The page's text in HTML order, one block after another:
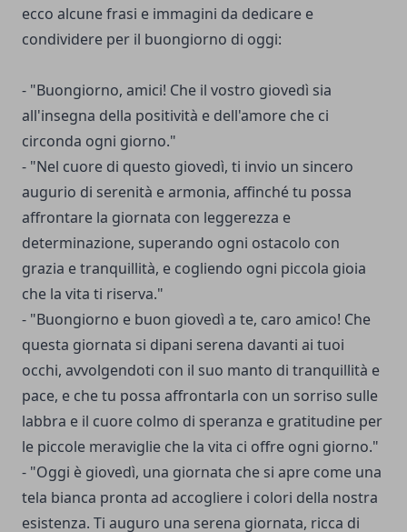
ecco alcune frasi e immagini da dedicare e
condividere per il buongiorno di oggi:
- "Buongiorno, amici! Che il vostro giovedì sia
all'insegna della positività e dell'amore che ci
circonda ogni giorno."
- "Nel cuore di questo giovedì, ti invio un sincero
augurio di serenità e armonia, affinché tu possa
affrontare la giornata con leggerezza e
determinazione, superando ogni ostacolo con
grazia e tranquillità, e cogliendo ogni piccola gioia
che la vita ti riserva."
- "Buongiorno e buon giovedì a te, caro amico! Che
questa giornata si dipani serena davanti ai tuoi
occhi, avvolgendoti con il suo manto di tranquillità e
pace, e che tu possa affrontarla con un sorriso sulle
labbra e il cuore colmo di speranza e gratitudine per
le piccole meraviglie che la vita ci offre ogni giorno."
- "Oggi è giovedì, una giornata che si apre come una
tela bianca pronta ad accogliere i colori della nostra
esistenza. Ti auguro una serena giornata, ricca di